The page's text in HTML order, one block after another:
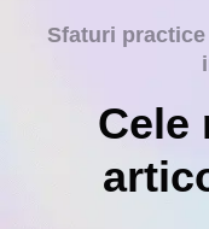
Sfaturi
Cele